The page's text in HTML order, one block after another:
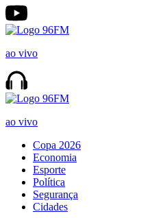
ao vivo
ao vivo
Copa 2026
Economia
Esporte
Política
Segurança
Cidades